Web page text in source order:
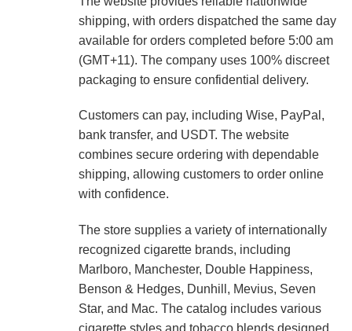
shipping, with orders dispatched the same day
available for orders completed before 5:00 am
(GMT+11). The company uses 100% discreet
packaging to ensure confidential delivery.
Customers can pay, including Wise, PayPal,
bank transfer, and USDT. The website
combines secure ordering with dependable
shipping, allowing customers to order online
with confidence.
The store supplies a variety of internationally
recognized cigarette brands, including
Marlboro, Manchester, Double Happiness,
Benson & Hedges, Dunhill, Mevius, Seven
Star, and Mac. The catalog includes various